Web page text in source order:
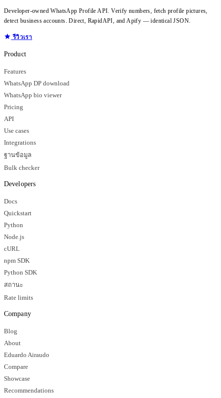
Developer-owned WhatsApp Profile API. Verify numbers, fetch profile pictures,
detect business accounts. Direct, RapidAPI, and Apify — identical JSON.
รีวิวเรา
Product
Features
WhatsApp DP download
WhatsApp bio viewer
Pricing
API
Use cases
Integrations
ฐานข้อมูล
Bulk checker
Developers
Docs
Quickstart
Python
Node.js
cURL
npm SDK
Python SDK
สถานะ
Rate limits
Company
Blog
About
Eduardo Airaudo
Compare
Showcase
Recommendations